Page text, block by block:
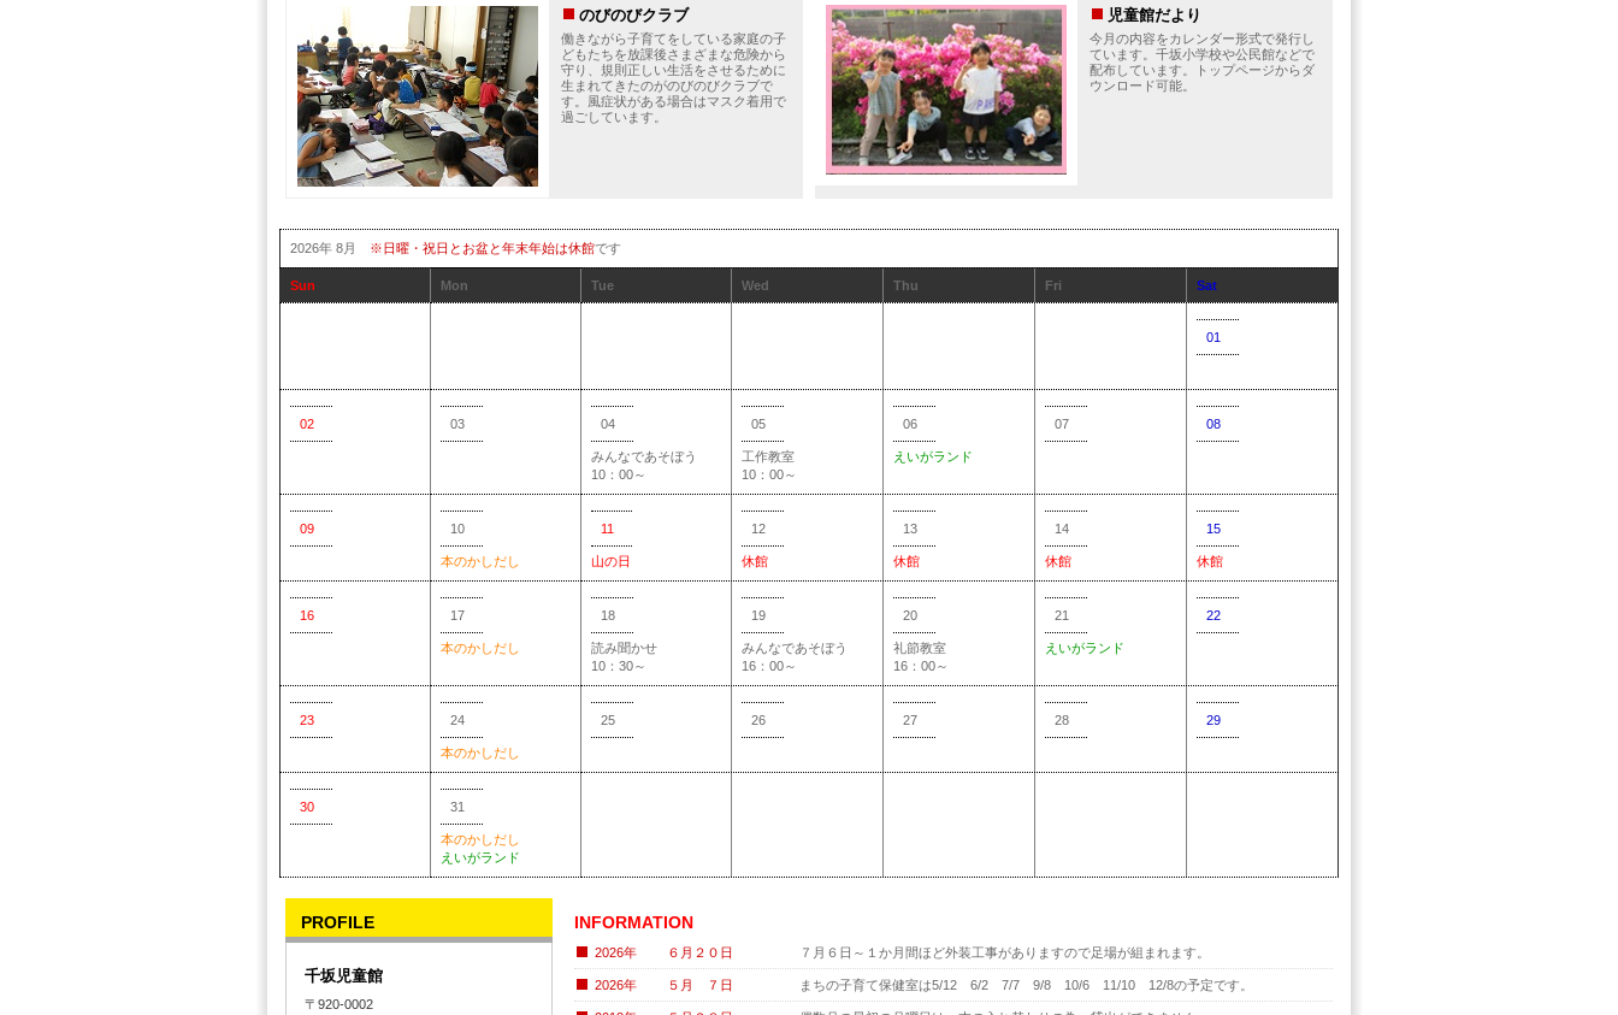
のびのびクラブ
働きながら子育てをしている家庭の子
どもたちを放課後さまざまな危険から
守り、規則正しい生活をさせるために
生まれてきたのがのびのびクラブで
す。風症状がある場合はマスク着用で
過ごしています。
児童館だより
今月の内容をカレンダー形式で発行し
ています。千坂小学校や公民館などで
配布しています。トップページからダ
ウンロード可能。
2026年 8月 ※日曜・祝日とお盆と年末年始は休館です
Sun Mon Tue Wed Thu Fri Sat
01
02 03 04
みんなであそぼう
10：00～
05
工作教室
10：00～
06
えいがランド
07 08
09 10
本のかしだし
11
山の日
12
休館
13
休館
14
休館
15
休館
16 17
本のかしだし
18
読み聞かせ
10：30～
19
みんなであそぼう
16：00～
20
礼節教室
16：00～
21
えいがランド
22
23 24
本のかしだし
25 26 27 28 29
30 31
本のかしだし
えいがランド
INFORMATION
2026年 ６月２０日 ７月６日～１か月間ほど外装工事がありますので足場が組まれます。
2026年 ５月 ７日 まちの子育て保健室は5/12 6/2 7/7 9/8 10/6 11/10 12/8の予定です。
PROFILE
千坂児童館
〒920-0002